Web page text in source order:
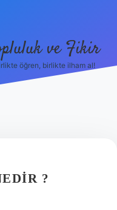
ve Fikir
öğren, birlikte ilham al!
?